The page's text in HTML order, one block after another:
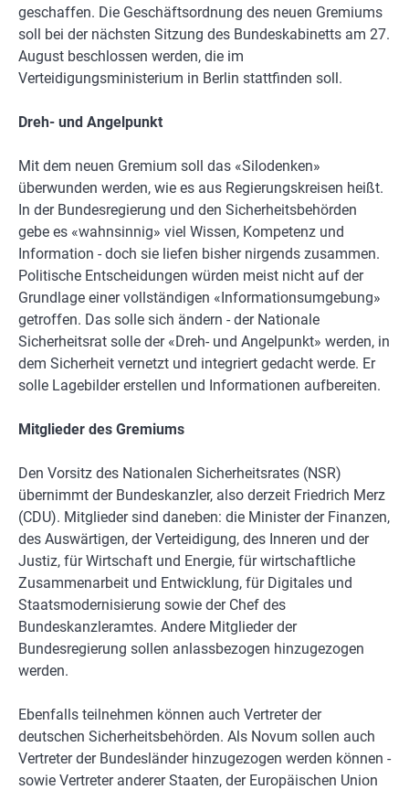
geschaffen. Die Geschäftsordnung des neuen Gremiums
soll bei der nächsten Sitzung des Bundeskabinetts am 27.
August beschlossen werden, die im
Verteidigungsministerium in Berlin stattfinden soll.
Dreh- und Angelpunkt
Mit dem neuen Gremium soll das «Silodenken»
überwunden werden, wie es aus Regierungskreisen heißt.
In der Bundesregierung und den Sicherheitsbehörden
gebe es «wahnsinnig» viel Wissen, Kompetenz und
Information - doch sie liefen bisher nirgends zusammen.
Politische Entscheidungen würden meist nicht auf der
Grundlage einer vollständigen «Informationsumgebung»
getroffen. Das solle sich ändern - der Nationale
Sicherheitsrat solle der «Dreh- und Angelpunkt» werden, in
dem Sicherheit vernetzt und integriert gedacht werde. Er
solle Lagebilder erstellen und Informationen aufbereiten.
Mitglieder des Gremiums
Den Vorsitz des Nationalen Sicherheitsrates (NSR)
übernimmt der Bundeskanzler, also derzeit Friedrich Merz
(CDU). Mitglieder sind daneben: die Minister der Finanzen,
des Auswärtigen, der Verteidigung, des Inneren und der
Justiz, für Wirtschaft und Energie, für wirtschaftliche
Zusammenarbeit und Entwicklung, für Digitales und
Staatsmodernisierung sowie der Chef des
Bundeskanzleramtes. Andere Mitglieder der
Bundesregierung sollen anlassbezogen hinzugezogen
werden.
Ebenfalls teilnehmen können auch Vertreter der
deutschen Sicherheitsbehörden. Als Novum sollen auch
Vertreter der Bundesländer hinzugezogen werden können -
sowie Vertreter anderer Staaten, der Europäischen Union